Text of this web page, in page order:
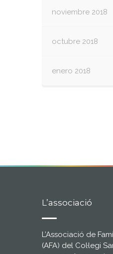
noviembre 2018
octubre 2018
enero 2018
L’associació
L’Associació de
(AFA) del Col·legi